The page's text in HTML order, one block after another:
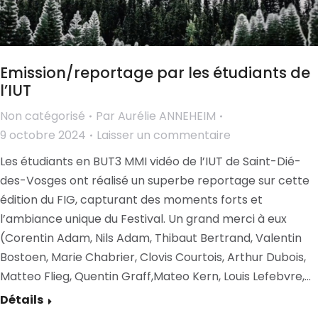
Emission/reportage par les étudiants de
l’IUT
Non catégorisé Par Aurélie ANNEHEIM
9 octobre 2024
Laisser un commentaire
Les étudiants en BUT3 MMI vidéo de l’IUT de Saint-Dié-
des-Vosges ont réalisé un superbe reportage sur cette
édition du FIG, capturant des moments forts et
l’ambiance unique du Festival. Un grand merci à eux
(Corentin Adam, Nils Adam, Thibaut Bertrand, Valentin
Bostoen, Marie Chabrier, Clovis Courtois, Arthur Dubois,
Matteo Flieg, Quentin Graff,Mateo Kern, Louis Lefebvre,…
Détails